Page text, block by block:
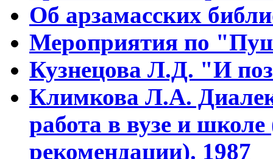
Об арзамасских
Мероприятия по
Кузнецова Л.Д. "И
Климкова Л.А.
работа в вузе и
рекомендации). 1987